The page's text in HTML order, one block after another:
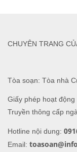
Tòa soạn: Tòa nhà
Giấy phép hoạt
Truyền thông cấp
Hotline nội dung:
Email:
CHUYÊN TRANG